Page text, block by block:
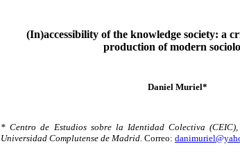
(In)accessibility of the knowledge society: a
production of modern
Daniel Muriel*
* Centro de Estudios sobre la Identidad Colectiva (CEIC),
Universidad Complutense de Madrid. Correo: